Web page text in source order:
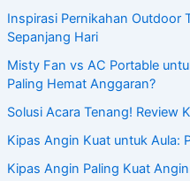
Inspirasi Pernikahan Outdoor
Sepanjang Hari
Misty Fan vs AC Portable
Paling Hemat Anggaran?
Solusi Acara Tenang! Review
Kipas Angin Kuat untuk Aula:
Kipas Angin Paling Kuat